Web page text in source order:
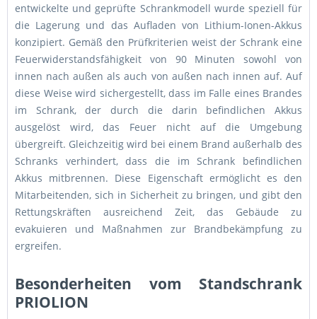
entwickelte und geprüfte Schrankmodell wurde speziell für
die Lagerung und das Aufladen von Lithium-Ionen-Akkus
konzipiert. Gemäß den Prüfkriterien weist der Schrank eine
Feuerwiderstandsfähigkeit von 90 Minuten sowohl von
innen nach außen als auch von außen nach innen auf. Auf
diese Weise wird sichergestellt, dass im Falle eines Brandes
im Schrank, der durch die darin befindlichen Akkus
ausgelöst wird, das Feuer nicht auf die Umgebung
übergreift. Gleichzeitig wird bei einem Brand außerhalb des
Schranks verhindert, dass die im Schrank befindlichen
Akkus mitbrennen. Diese Eigenschaft ermöglicht es den
Mitarbeitenden, sich in Sicherheit zu bringen, und gibt den
Rettungskräften ausreichend Zeit, das Gebäude zu
evakuieren und Maßnahmen zur Brandbekämpfung zu
ergreifen.
Besonderheiten vom Standschrank
PRIOLION